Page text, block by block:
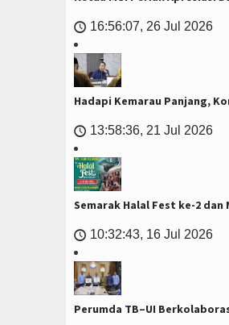
🕔 16:56:07, 26 Jul 2026
Hadapi Kemarau Panjang,
🕔 13:58:36, 21 Jul 2026
Semarak Halal Fest ke-2 dan
🕔 10:32:43, 16 Jul 2026
Perumda TB–UI